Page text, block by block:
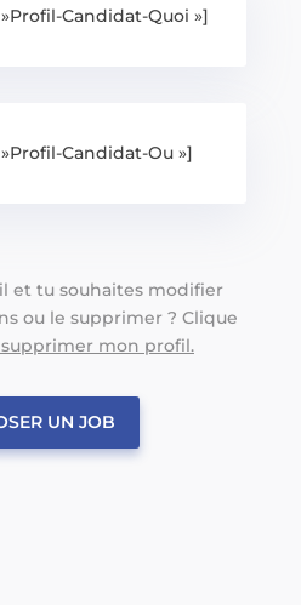
Candidat-Quoi »]
Candidat-Ou »]
et tu souhaites modifier
ou le supprimer ? Clique
mon profil.
UN JOB